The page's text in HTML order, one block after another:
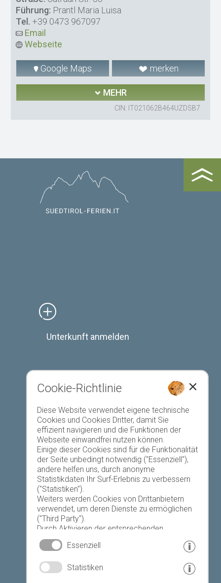
Führung: Prantl Maria Luisa
Tel. +39 0473 967097
Email
Webseite
Google Maps merken
MEHR
CIN: IT021062B464UZDSB7
Unterkunft anmelden
Favoriten-Liste
Heute Morgen Montag
17 °C 33 °C
© www.drescher.it - Webdesign in Südtirol
Cookie-Richtlinie
Diese Website verwendet eigene technische
Cookies und Cookies Dritter, damit Sie
effizient navigieren und die Funktionen der
Webseite einwandfrei nutzen können.
Einige dieser Cookies sind für die Funktionalität
der Seite unbedingt notwendig ("Essenziell"),
andere helfen uns, durch anonyme
Statistikdaten Ihr Surf-Erlebnis zu verbessern
("Statistiken").
Weiters werden Cookies von Drittanbietern
verwendet, um deren Dienste zu ermöglichen
("Third Party").
Durch Aktivieren der entsprechenden
Schaltflächen entscheiden Sie selbst, welche
Cookies zum Einsatz kommen.
speichern" oder "Auswahl ablehnen" erklären
Essenziell
Statistiken